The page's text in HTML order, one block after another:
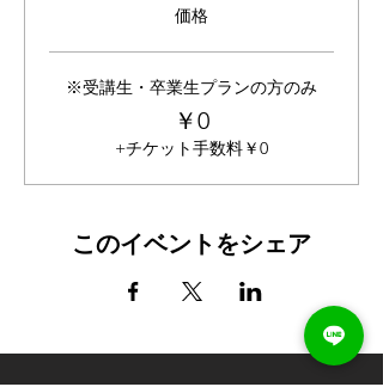
価格
※受講生・卒業生プランの方のみ
￥0
+チケット手数料￥0
このイベントをシェア